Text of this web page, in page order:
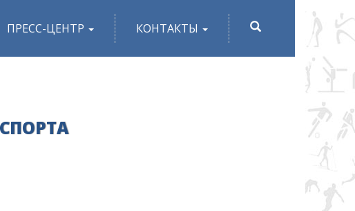
ПРЕСС-ЦЕНТР КОНТАКТЫ